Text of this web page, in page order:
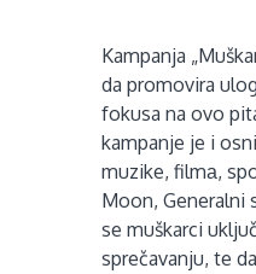
Kampanja
da promovira
fokusa na ovo
kampanje je i
muzike, filmа,
Moon, Generalni
se muškarci
sprečavanju, te